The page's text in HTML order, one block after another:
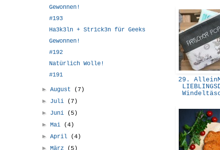
29.
Gewonnen!
#193
Ha3k3ln + Str1ck3n für Geeks
Gewonnen!
#192
Natürlich Wolle!
#191
►August
(7)
► Juli
(7)
► Juni
(5)
►Mai
(4)
►April
(4)
►März
(5)